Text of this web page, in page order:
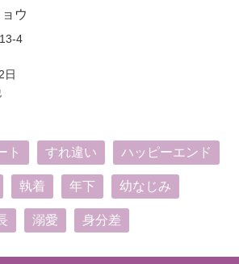
ウ
4
日
ト すれ違い ハッピーエンド
執着 年下 幼なじみ
溺愛 身分差